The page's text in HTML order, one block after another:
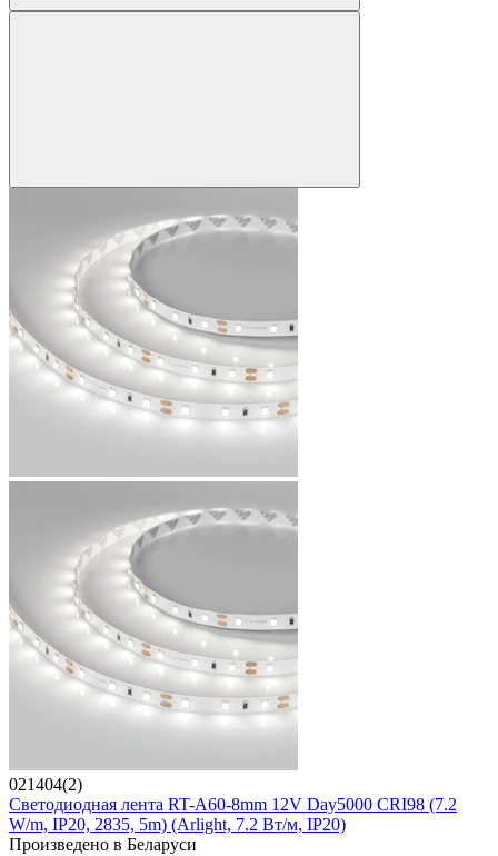
021404(2)
Светодиодная лента RT-A60-8mm 12V Day5000 CRI98 (7.2
W/m, IP20, 2835, 5m) (Arlight, 7.2 Вт/м, IP20)
Произведено в Беларуси